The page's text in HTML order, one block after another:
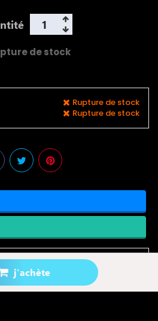
j'achète
de stock
Rupture de stock
Rupture de stock
le produit est disponible